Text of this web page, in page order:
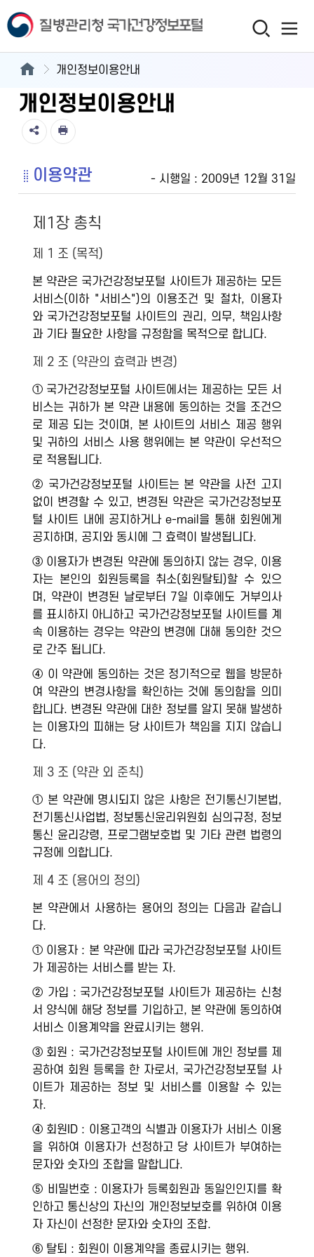
개인정보이용안내
개인정보이용안내
- 시행일 : 2009년 12월 31일
이용약관
제1장 총칙
제 1 조 (목적)
본 약관은 국가건강정보포털 사이트가 제공하는 모든
서비스(이하 "서비스")의 이용조건 및 절차, 이용자
와 국가건강정보포털 사이트의 권리, 의무, 책임사항
과 기타 필요한 사항을 규정함을 목적으로 합니다.
제 2 조 (약관의 효력과 변경)
① 국가건강정보포털 사이트에서는 제공하는 모든 서
비스는 귀하가 본 약관 내용에 동의하는 것을 조건으
로 제공 되는 것이며, 본 사이트의 서비스 제공 행위
및 귀하의 서비스 사용 행위에는 본 약관이 우선적으
로 적용됩니다.
② 국가건강정보포털 사이트는 본 약관을 사전 고지
없이 변경할 수 있고, 변경된 약관은 국가건강정보포
털 사이트 내에 공지하거나 e-mail을 통해 회원에게
공지하며, 공지와 동시에 그 효력이 발생됩니다.
③ 이용자가 변경된 약관에 동의하지 않는 경우, 이용
자는 본인의 회원등록을 취소(회원탈퇴)할 수 있으
며, 약관이 변경된 날로부터 7일 이후에도 거부의사
를 표시하지 아니하고 국가건강정보포털 사이트를 계
속 이용하는 경우는 약관의 변경에 대해 동의한 것으
로 간주 됩니다.
④ 이 약관에 동의하는 것은 정기적으로 웹을 방문하
여 약관의 변경사항을 확인하는 것에 동의함을 의미
합니다. 변경된 약관에 대한 정보를 알지 못해 발생하
는 이용자의 피해는 당 사이트가 책임을 지지 않습니
다.
제 3 조 (약관 외 준칙)
① 본 약관에 명시되지 않은 사항은 전기통신기본법,
전기통신사업법, 정보통신윤리위원회 심의규정, 정보
통신 윤리강령, 프로그램보호법 및 기타 관련 법령의
규정에 의합니다.
제 4 조 (용어의 정의)
본 약관에서 사용하는 용어의 정의는 다음과 같습니
다.
① 이용자 : 본 약관에 따라 국가건강정보포털 사이트
가 제공하는 서비스를 받는 자.
② 가입 : 국가건강정보포털 사이트가 제공하는 신청
서 양식에 해당 정보를 기입하고, 본 약관에 동의하여
서비스 이용계약을 완료시키는 행위.
③ 회원 : 국가건강정보포털 사이트에 개인 정보를 제
공하여 회원 등록을 한 자로서, 국가건강정보포털 사
이트가 제공하는 정보 및 서비스를 이용할 수 있는
자.
④ 회원ID : 이용고객의 식별과 이용자가 서비스 이용
을 위하여 이용자가 선정하고 당 사이트가 부여하는
문자와 숫자의 조합을 말합니다.
⑤ 비밀번호 : 이용자가 등록회원과 동일인인지를 확
인하고 통신상의 자신의 개인정보보호를 위하여 이용
자 자신이 선정한 문자와 숫자의 조합.
⑥ 탈퇴 : 회원이 이용계약을 종료시키는 행위.